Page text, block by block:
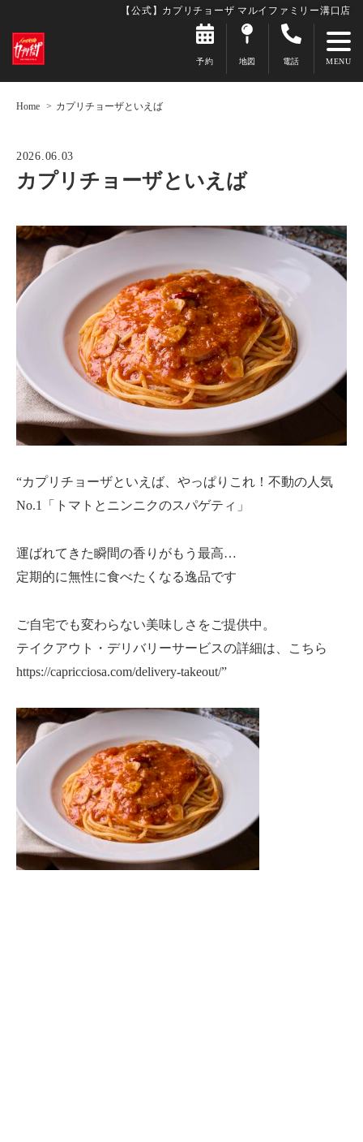
【公式】カプリチョーザ マルイファミリー溝口店
予約 地図 電話
Home カプリチョーザといえば
2026.06.03
カプリチョーザといえば
“カプリチョーザといえば、やっぱりこれ！不動の人気
No.1「トマトとニンニクのスパゲティ」
運ばれてきた瞬間の香りがもう最高…
定期的に無性に食べたくなる逸品です
ご自宅でも変わらない美味しさをご提供中。
テイクアウト・デリバリーサービスの詳細は、こちら
https://capricciosa.com/delivery-takeout/”